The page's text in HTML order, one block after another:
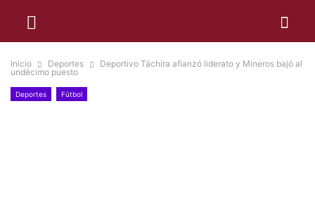
Inicio Deportes
Deportivo Táchira afianzó liderato y Mineros bajó al
undécimo puesto
Deportes Fútbol